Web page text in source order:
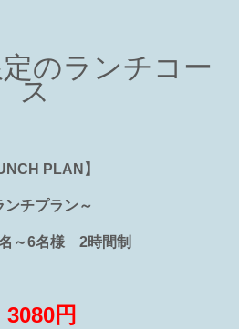
のランチコー
ス
PLAN 】
ンチプラン～
～6名様 2時間制
3080円